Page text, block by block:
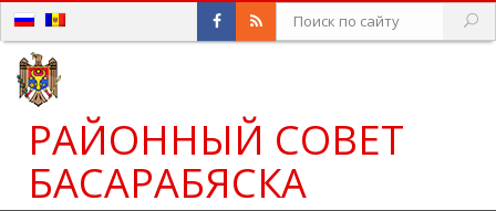
РАЙОННЫЙ СОВЕТ
БАСАРАБЯСКА